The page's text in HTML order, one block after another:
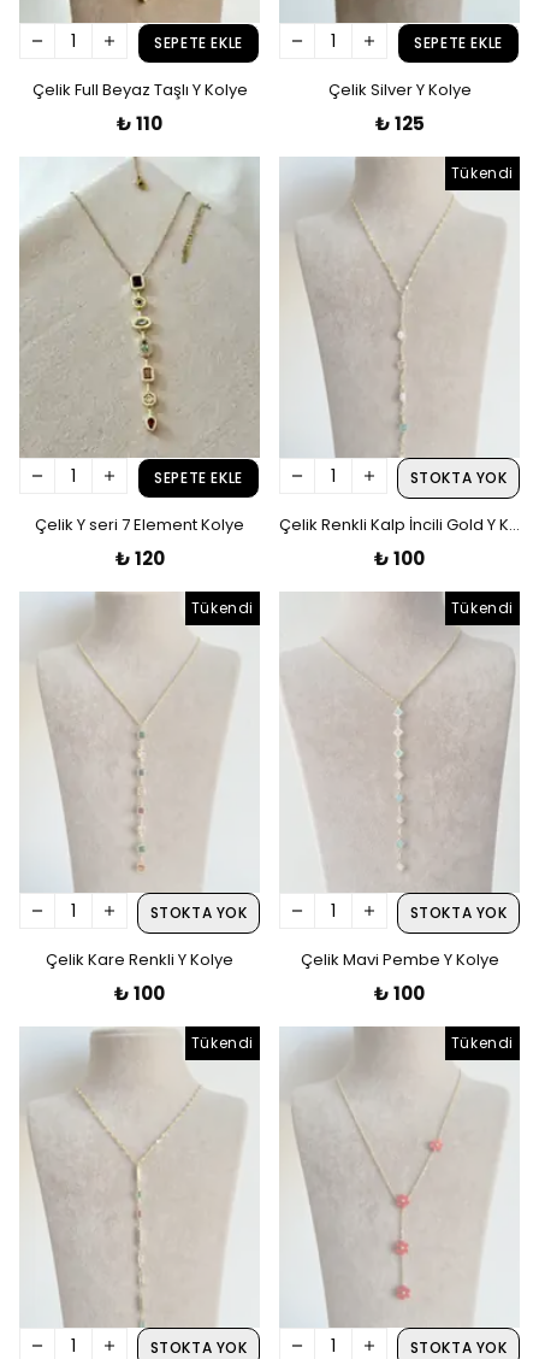
SEPETE EKLE
Çelik Full Beyaz Taşlı Y Kolye
₺ 110
SEPETE EKLE
Çelik Silver Y Kolye
₺ 125
SEPETE EKLE
Çelik Y seri 7 Element Kolye
₺ 120
Tükendi
STOKTA YOK
Çelik Renkli Kalp İncili Gold Y Kolye
₺ 100
Tükendi
STOKTA YOK
Çelik Kare Renkli Y Kolye
₺ 100
Tükendi
STOKTA YOK
Çelik Mavi Pembe Y Kolye
₺ 100
Tükendi
STOKTA YOK
Tükendi
STOKTA YOK